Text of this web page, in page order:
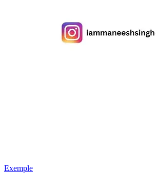
Exemple